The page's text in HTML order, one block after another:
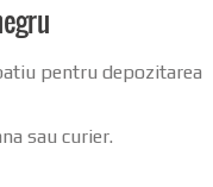
pentru depozitarea
sau curier.